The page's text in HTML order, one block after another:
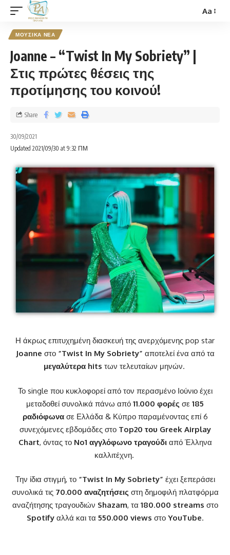
Aa
ΜΟΥΣΙΚΑ ΝΕΑ
Joanne – “Twist In My Sobriety” |
Στις πρώτες θέσεις της
προτίμησης του κοινού!
30/09/2021
Updated 2021/09/30 at 9:32 ΠΜ
Share
Η άκρως επιτυχημένη διασκευή της ανερχόμενης pop star
Joanne στο“Twist In My Sobriety” αποτελεί ένα από τα
μεγαλύτερα hits των τελευταίων μηνών.
Το single που κυκλοφορεί από τον περασμένο Ιούνιο έχει
μεταδοθεί συνολικά πάνω από 11.000 φορές σε 185
ραδιόφωνασε Ελλάδα & Κύπρο παραμένοντας επί 6
συνεχόμενες εβδομάδες στο Top20 του Greek Airplay
Chart, όντας το No1 αγγλόφωνο τραγούδι από Έλληνα
καλλιτέχνη.
Την ίδια στιγμή, το “Twist In My Sobriety” έχει ξεπεράσει
συνολικά τις 70.000 αναζητήσεις στη δημοφιλή πλατφόρμα
αναζήτησης τραγουδιών Shazam, τα 180.000 streams στο
Spotifyαλλά και τα 550.000 views στο YouTube.